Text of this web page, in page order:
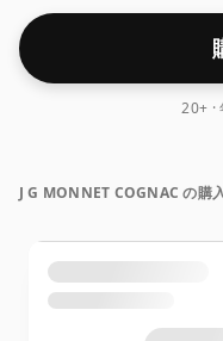
20+ ·
J G MONNET COGNAC の購